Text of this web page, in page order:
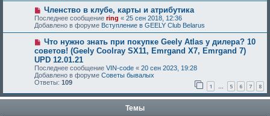
Членство в клубе, карты и атрибутика
Последнее сообщение ring « 25 сен 2018, 12:36
Добавлено в форуме Вступление в GEELY Club Belarus
Что нужно знать при покупке Geely Atlas у дилера? 10
советов! (Geely Coolray SX11, Emrgand X7, Emrgand 7)
UPD 12.01.21
Последнее сообщение VIN-code « 20 сен 2023, 19:28
Добавлено в форуме Советы бывалых
Ответы: 109 1 … 5 6 7 8
Темы